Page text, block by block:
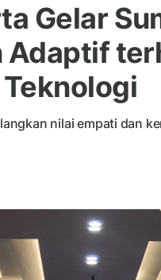
Gelar
Adaptif
nilai empati dan